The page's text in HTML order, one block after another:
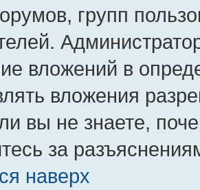
групп
вложений в
вложения
вы не знаете,
за
наверх